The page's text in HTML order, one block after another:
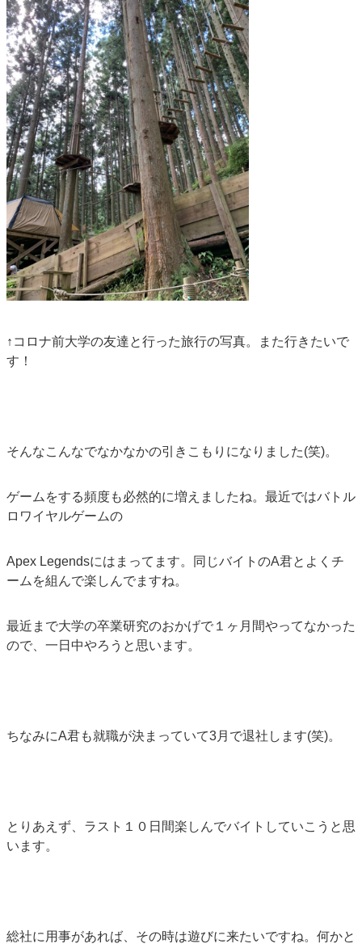
↑コロナ前大学の友達と行った旅行の写真。また行きたいで
す！
そんなこんなでなかなかの引きこもりになりました(笑)。
ゲームをする頻度も必然的に増えましたね。最近ではバトル
ロワイヤルゲームの
Apex Legendsにはまってます。同じバイトのA君とよくチ
ームを組んで楽しんでますね。
最近まで大学の卒業研究のおかげで１ヶ月間やってなかった
ので、一日中やろうと思います。
ちなみにA君も就職が決まっていて3月で退社します(笑)。
とりあえず、ラスト１０日間楽しんでバイトしていこうと思
います。
総社に用事があれば、その時は遊びに来たいですね。何かと